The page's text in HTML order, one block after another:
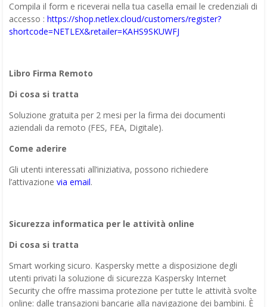
Compila il form e riceverai nella tua casella email le credenziali di
accesso : https://shop.netlex.cloud/customers/register?
shortcode=NETLEX&retailer=KAHS9SKUWFJ
Libro Firma Remoto
Di cosa si tratta
Soluzione gratuita per 2 mesi per la firma dei documenti
aziendali da remoto (FES, FEA, Digitale).
Come aderire
Gli utenti interessati all’iniziativa, possono richiedere
l’attivazione via email.
Sicurezza informatica per le attività online
Di cosa si tratta
Smart working sicuro. Kaspersky mette a disposizione degli
utenti privati la soluzione di sicurezza Kaspersky Internet
Security che offre massima protezione per tutte le attività svolte
online: dalle transazioni bancarie alla navigazione dei bambini. È